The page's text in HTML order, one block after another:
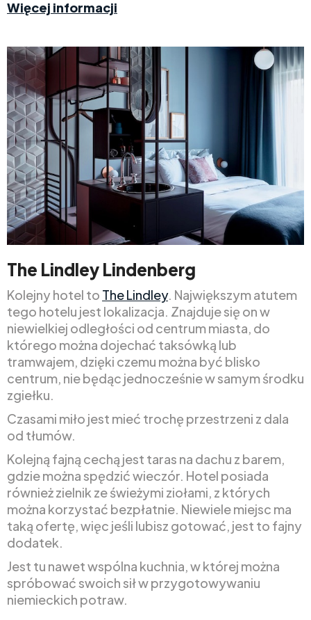
Więcej informacji
The Lindley Lindenberg
Kolejny hotel to The Lindley. Największym atutem
tego hotelu jest lokalizacja. Znajduje się on w
niewielkiej odległości od centrum miasta, do
którego można dojechać taksówką lub
tramwajem, dzięki czemu można być blisko
centrum, nie będąc jednocześnie w samym środku
zgiełku.
Czasami miło jest mieć trochę przestrzeni z dala
od tłumów.
Kolejną fajną cechą jest taras na dachu z barem,
gdzie można spędzić wieczór. Hotel posiada
również zielnik ze świeżymi ziołami, z których
można korzystać bezpłatnie. Niewiele miejsc ma
taką ofertę, więc jeśli lubisz gotować, jest to fajny
dodatek.
Jest tu nawet wspólna kuchnia, w której można
spróbować swoich sił w przygotowywaniu
niemieckich potraw.